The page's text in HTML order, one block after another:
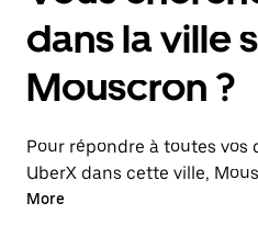
dans la ville
Mouscron ?
Pour répondre à toutes vos
UberX dans cette ville,
nous vous mettions en
More